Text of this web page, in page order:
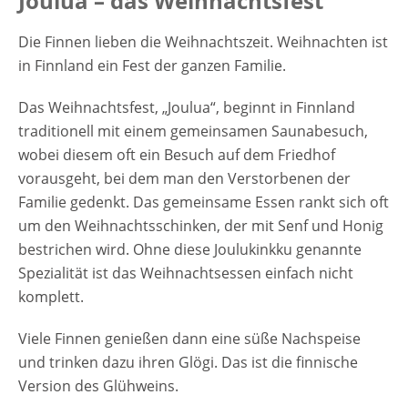
Die Finnen lieben die Weihnachtszeit. Weihnachten ist
in Finnland ein Fest der ganzen Familie.
Das Weihnachtsfest, „Joulua“, beginnt in Finnland
traditionell mit einem gemeinsamen Saunabesuch,
wobei diesem oft ein Besuch auf dem Friedhof
vorausgeht, bei dem man den Verstorbenen der
Familie gedenkt. Das gemeinsame Essen rankt sich oft
um den Weihnachtsschinken, der mit Senf und Honig
bestrichen wird. Ohne diese Joulukinkku genannte
Spezialität ist das Weihnachtsessen einfach nicht
komplett.
Viele Finnen genießen dann eine süße Nachspeise
und trinken dazu ihren Glögi. Das ist die finnische
Version des Glühweins.